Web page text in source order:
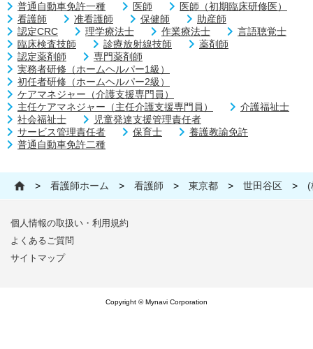
普通自動車免許一種 医師
医師（初期臨床研修医）
看護師
准看護師 保健師
助産師
認定CRC
理学療法士 作業療法士
言語聴覚士
臨床検査技師
診療放射線技師
薬剤師
認定薬剤師
専門薬剤師
実務者研修（ホームヘルパー1級）
初任者研修（ホームヘルパー2級）
ケアマネジャー（介護支援専門員）
主任ケアマネジャー（主任介護支援専門員）
介護福祉士
社会福祉士
児童発達支援管理責任者
サービス管理責任者
保育士
養護教諭免許
普通自動車免許二種
> 看護師ホーム > 看護師 > 東京都 > 世田谷区 > (
個人情報の取扱い・利用規約
よくあるご質問
サイトマップ
Copyright © Mynavi Corporation